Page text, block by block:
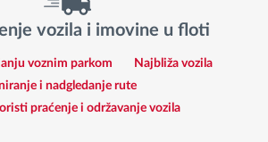
vozila i imovine u floti
voznim parkom
Najbliža vozila
i nadgledanje rute
praćenje i održavanje vozila